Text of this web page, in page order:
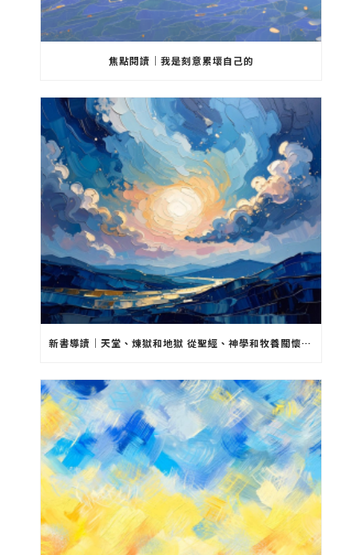
焦點閱讀｜我是刻意累壞自己的
新書導讀｜天堂、煉獄和地獄 從聖經、神學和牧養關懷方面的對談